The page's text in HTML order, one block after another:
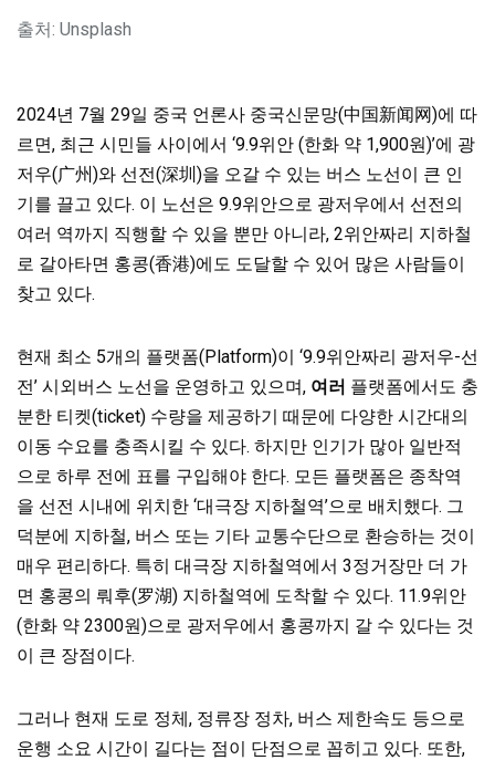
출처: Unsplash
2024년 7월 29일 중국 언론사 중국신문망(中国新闻网)에 따
르면, 최근 시민들 사이에서 ‘9.9위안 (한화 약 1,900원)’에 광
저우(广州)와 선전(深圳)을 오갈 수 있는 버스 노선이 큰 인
기를 끌고 있다. 이 노선은 9.9위안으로 광저우에서 선전의
여러 역까지 직행할 수 있을 뿐만 아니라, 2위안짜리 지하철
로 갈아타면 홍콩(香港)에도 도달할 수 있어 많은 사람들이
찾고 있다.
현재 최소 5개의 플랫폼(Platform)이 ‘9.9위안짜리 광저우-선
전’ 시외버스 노선을 운영하고 있으며, 여러 플랫폼에서도 충
분한 티켓(ticket) 수량을 제공하기 때문에 다양한 시간대의
이동 수요를 충족시킬 수 있다. 하지만 인기가 많아 일반적
으로 하루 전에 표를 구입해야 한다. 모든 플랫폼은 종착역
을 선전 시내에 위치한 ‘대극장 지하철역’으로 배치했다. 그
덕분에 지하철, 버스 또는 기타 교통수단으로 환승하는 것이
매우 편리하다. 특히 대극장 지하철역에서 3정거장만 더 가
면 홍콩의 뤄후(罗湖) 지하철역에 도착할 수 있다. 11.9위안
(한화 약 2300원)으로 광저우에서 홍콩까지 갈 수 있다는 것
이 큰 장점이다.
그러나 현재 도로 정체, 정류장 정차, 버스 제한속도 등으로
운행 소요 시간이 길다는 점이 단점으로 꼽히고 있다. 또한,